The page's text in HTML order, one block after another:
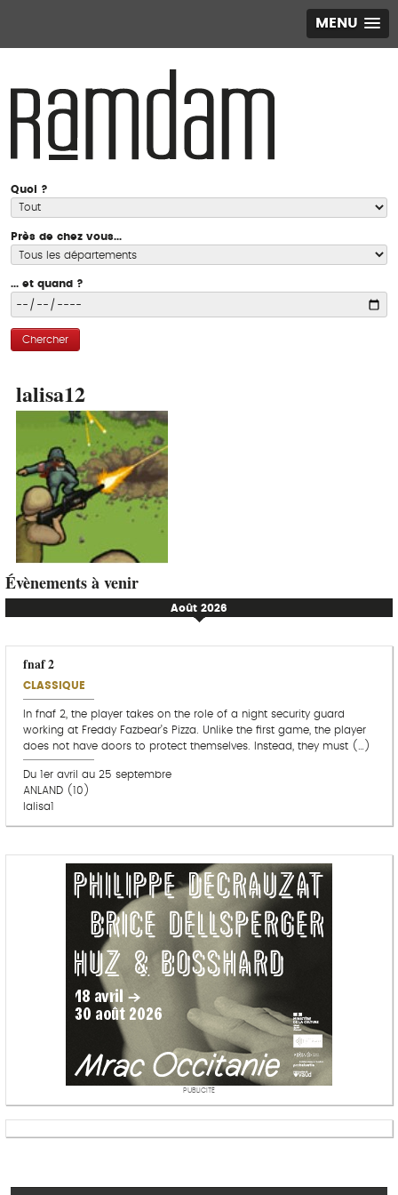
MENU
Quoi ?
Près de chez vous...
... et quand ?
Chercher
lalisa12
Évènements à venir
Août 2026
fnaf 2
CLASSIQUE
In fnaf 2, the player takes on the role of a night security guard
working at Freddy Fazbear’s Pizza. Unlike the first game, the player
does not have doors to protect themselves. Instead, they must (…)
Du 1er avril au 25 septembre
ANLAND (10)
lalisa1
PUBLICITÉ